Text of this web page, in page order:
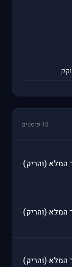
10 פוסטים
המלא (והריק)
המלא (והריק)
המלא (והריק)